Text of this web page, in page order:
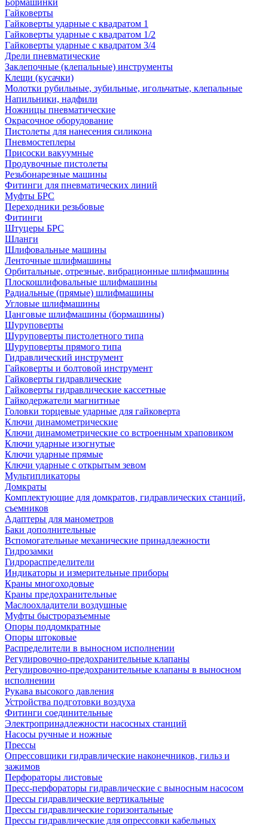
Бормашинки
Гайковерты
Гайковерты ударные с квадратом 1
Гайковерты ударные с квадратом 1/2
Гайковерты ударные с квадратом 3/4
Дрели пневматические
Заклепочные (клепальные) инструменты
Клещи (кусачки)
Молотки рубильные, зубильные, игольчатые, клепальные
Напильники, надфили
Ножницы пневматические
Окрасочное оборудование
Пистолеты для нанесения силикона
Пневмостеплеры
Присоски вакуумные
Продувочные пистолеты
Резьбонарезные машины
Фитинги для пневматических линий
Муфты БРС
Переходники резьбовые
Фитинги
Штуцеры БРС
Шланги
Шлифовальные машины
Ленточные шлифмашины
Орбитальные, отрезные, вибрационные шлифмашины
Плоскошлифовальные шлифмашины
Радиальные (прямые) шлифмашины
Угловые шлифмашины
Цанговые шлифмашины (бормашины)
Шуруповерты
Шуруповерты пистолетного типа
Шуруповерты прямого типа
Гидравлический инструмент
Гайковерты и болтовой инструмент
Гайковерты гидравлические
Гайковерты гидравлические кассетные
Гайкодержатели магнитные
Головки торцевые ударные для гайковерта
Ключи динамометрические
Ключи динамометрические со встроенным храповиком
Ключи ударные изогнутые
Ключи ударные прямые
Ключи ударные с открытым зевом
Мультипликаторы
Домкраты
Комплектующие для домкратов, гидравлических станций,
съемников
Адаптеры для манометров
Баки дополнительные
Вспомогательные механические принадлежности
Гидрозамки
Гидрораспределители
Индикаторы и измерительные приборы
Краны многоходовые
Краны предохранительные
Маслоохладители воздушные
Муфты быстроразъемные
Опоры поддомкратные
Опоры штоковые
Распределители в выносном исполнении
Регулировочно-предохранительные клапаны
Регулировочно-предохранительные клапаны в выносном
исполнении
Рукава высокого давления
Устройства подготовки воздуха
Фитинги соединительные
Электропринадлежности насосных станций
Насосы ручные и ножные
Прессы
Опрессовщики гидравлические наконечников, гильз и
зажимов
Перфораторы листовые
Пресс-перфораторы гидравлические с выносным насосом
Прессы гидравлические вертикальные
Прессы гидравлические горизонтальные
Прессы гидравлические для опрессовки кабельных